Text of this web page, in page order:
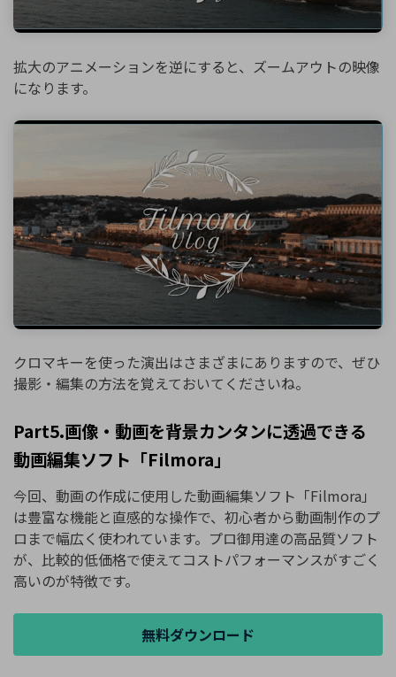
拡大のアニメーションを逆にすると、ズームアウトの映像
になります。
クロマキーを使った演出はさまざまにありますので、ぜひ
撮影・編集の方法を覚えておいてくださいね。
Part5.画像・動画を背景カンタンに透過できる
動画編集ソフト「Filmora」
今回、動画の作成に使用した動画編集ソフト「Filmora」
は豊富な機能と直感的な操作で、初心者から動画制作のプ
ロまで幅広く使われています。プロ御用達の高品質ソフト
が、比較的低価格で使えてコストパフォーマンスがすごく
高いのが特徴です。
無料ダウンロード